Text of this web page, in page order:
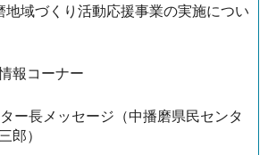
地域づくり活動応援事業の実施につい
報コーナー
ー長メッセージ（中播磨県民センタ
）